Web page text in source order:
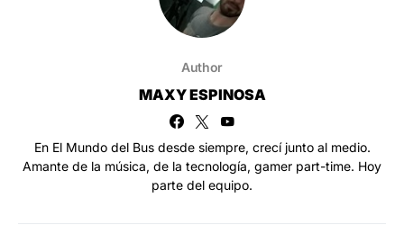
Author
MAXY ESPINOSA
En El Mundo del Bus desde siempre, crecí junto al medio.
Amante de la música, de la tecnología, gamer part-time. Hoy
parte del equipo.